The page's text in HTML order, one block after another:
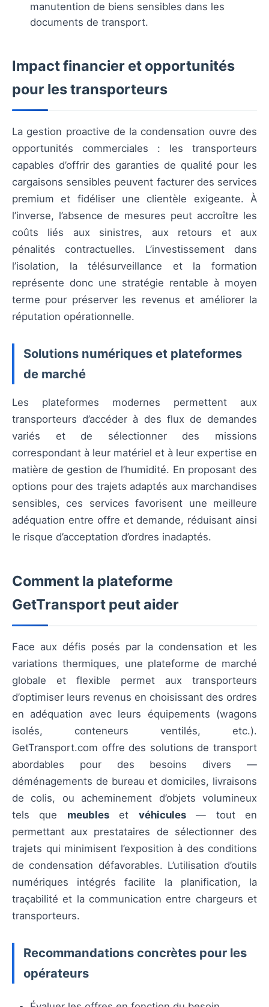
manutention de biens sensibles dans les
documents de transport.
Impact financier et opportunités
pour les transporteurs
La gestion proactive de la condensation ouvre des
opportunités commerciales : les transporteurs
capables d’offrir des garanties de qualité pour les
cargaisons sensibles peuvent facturer des services
premium et fidéliser une clientèle exigeante. À
l’inverse, l’absence de mesures peut accroître les
coûts liés aux sinistres, aux retours et aux
pénalités contractuelles. L’investissement dans
l’isolation, la télésurveillance et la formation
représente donc une stratégie rentable à moyen
terme pour préserver les revenus et améliorer la
réputation opérationnelle.
Solutions numériques et plateformes
de marché
Les plateformes modernes permettent aux
transporteurs d’accéder à des flux de demandes
variés et de sélectionner des missions
correspondant à leur matériel et à leur expertise en
matière de gestion de l’humidité. En proposant des
options pour des trajets adaptés aux marchandises
sensibles, ces services favorisent une meilleure
adéquation entre offre et demande, réduisant ainsi
le risque d’acceptation d’ordres inadaptés.
Comment la plateforme
GetTransport peut aider
Face aux défis posés par la condensation et les
variations thermiques, une plateforme de marché
globale et flexible permet aux transporteurs
d’optimiser leurs revenus en choisissant des ordres
en adéquation avec leurs équipements (wagons
isolés, conteneurs ventilés, etc.).
GetTransport.com offre des solutions de transport
abordables pour des besoins divers —
déménagements de bureau et domiciles, livraisons
de colis, ou acheminement d’objets volumineux
tels que meubleset véhicules— tout en
permettant aux prestataires de sélectionner des
trajets qui minimisent l’exposition à des conditions
de condensation défavorables. L’utilisation d’outils
numériques intégrés facilite la planification, la
traçabilité et la communication entre chargeurs et
transporteurs.
Recommandations concrètes pour les
opérateurs